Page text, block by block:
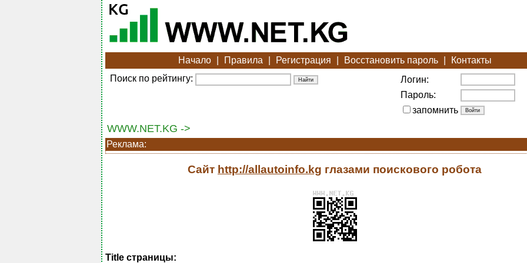
Начало Правила Регистрация Восстановить пароль
Контакты
Поиск по рейтингу:
Логин:
Пароль:
запомнить
WWW.NET.KG ->
Реклама:
Сайт http://allautoinfo.kg глазами поискового робота
Title страницы: